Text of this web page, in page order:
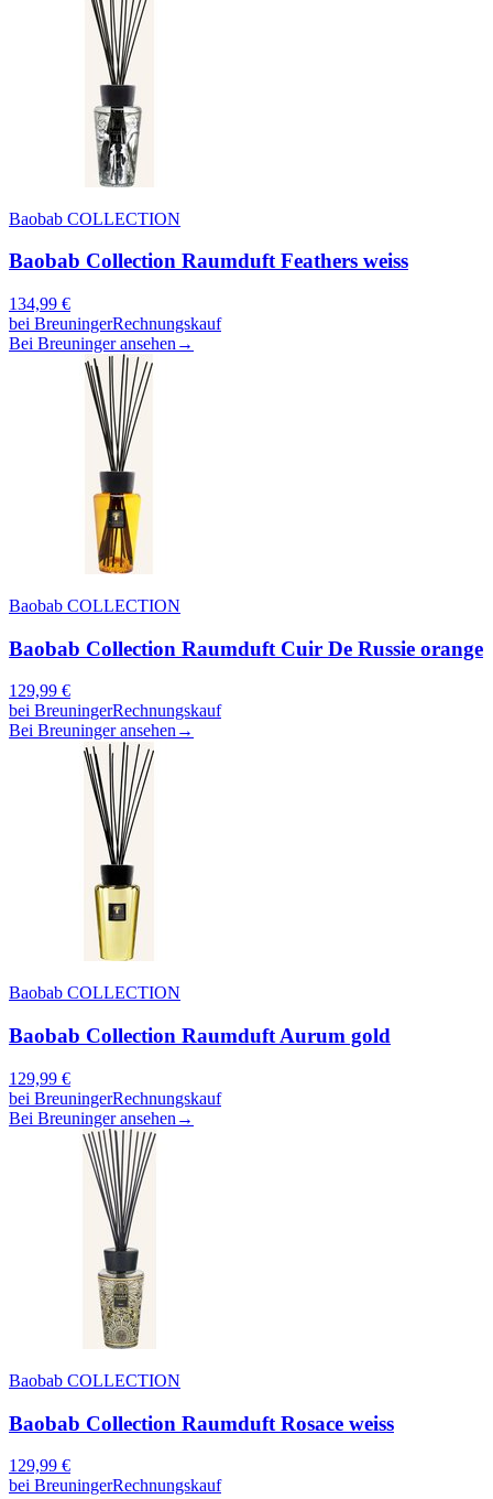
Baobab COLLECTION
Baobab Collection Raumduft Feathers weiss
134,99 €
bei BreuningerRechnungskauf
Bei Breuninger ansehen →
Baobab COLLECTION
Baobab Collection Raumduft Cuir De Russie orange
129,99 €
bei BreuningerRechnungskauf
Bei Breuninger ansehen→
Baobab COLLECTION
Baobab Collection Raumduft Aurum gold
129,99 €
bei BreuningerRechnungskauf
Bei Breuninger ansehen →
Baobab COLLECTION
Baobab Collection Raumduft Rosace weiss
129,99 €
bei BreuningerRechnungskauf